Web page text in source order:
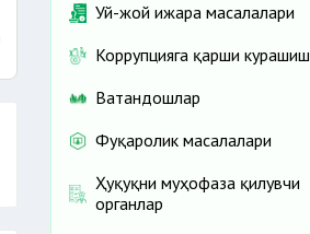
Уй-жой ижара масалалари
Коррупцияга қарши курашиш
Ватандошлар
Фуқаролик масалалари
Ҳуқуқни муҳофаза қилувчи
органлар